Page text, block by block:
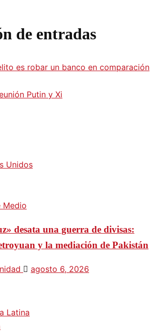
de entradas
es robar un banco en comparación
Putin y Xi
Unidos
Medio
desata una guerra de divisas:
y la mediación de Pakistán
agosto 6, 2026
Latina